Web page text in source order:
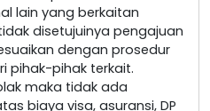
lain yang berkaitan
disetujuinya pengajuan
dengan prosedur
pihak-pihak terkait.
maka tidak ada
biaya visa, asuransi, DP